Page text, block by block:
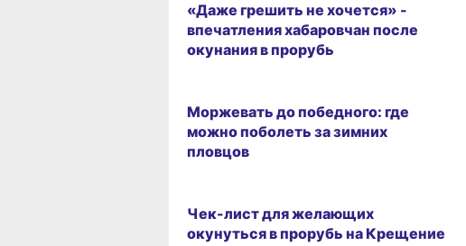
«Даже грешить не хочется» -
впечатления хабаровчан после
окунания в прорубь
Моржевать до победного: где
можно поболеть за зимних
пловцов
Чек-лист для желающих
окунуться в прорубь на Крещение